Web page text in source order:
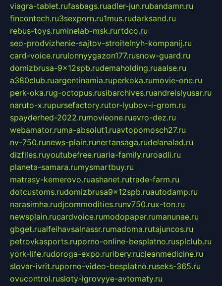
viagra-tablet.rufasbags.ruadler-jun.rubandamn.ru
fincontech.ru3sexporn.ru1mus.rudarksand.ru
rebus-toys.ruminelab-msk.rurtdco.ru
seo-prodvizhenie-sajtov-stroitelnyh-kompanij.ru
card-voice.rurulonnyygazon177.rusnow-guard.ru
domizbrusa-9x12spb.rudemaholding.ruaalse.ru
a380club.ruargentinamia.ruperkoka.rumovie-one.ru
perk-oka.rug-octopus.rusibarchives.ruandreislyusar.ru
naruto-x.rupursefactory.rutor-lyubov-i-grom.ru
spayderhed-2022.rumovieone.ruevro-dez.ru
webamator.ruma-absolut1.ruavtopomosch27.ru
nv-750.runews-plain.runertansaga.rudelanalad.ru
dizfiles.ruyoutubefree.ruaria-family.ruroadli.ru
planeta-samara.rumysmartbuy.ru
matrasy-kemerovo.ruashanet.rutrade-farm.ru
dotcustoms.rudomizbrusa9x12spb.ruautodamp.ru
narasimha.rudjcommodities.runv750.rux-ton.ru
newsplain.rucardvoice.rumodopaper.rumanunae.ru
gbget.rualfeihavsalnassr.rumadoma.rutajuncos.ru
petrovkasports.ruporno-online-besplatno.rusplclub.ru
york-life.rudoroga-expo.ruribery.rucleanmedicine.ru
slovar-ivrit.ruporno-video-besplatno.ruseks-365.ru
ovucontrol.rusloty-igrovyye-avtomaty.ru